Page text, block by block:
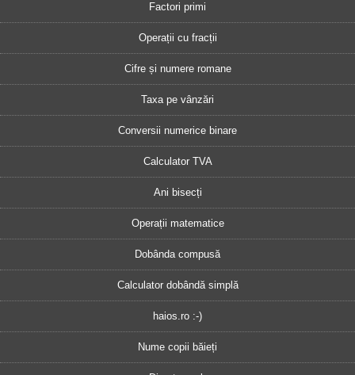
Factori primi
Operații cu fracții
Cifre și numere romane
Taxa pe vânzări
Conversii numerice binare
Calculator TVA
Ani bisecți
Operații matematice
Dobânda compusă
Calculator dobândă simplă
haios.ro :-)
Nume copii băieți